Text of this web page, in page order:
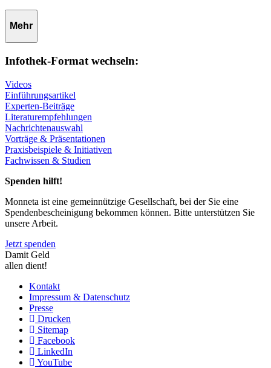
Mehr
Infothek-Format wechseln:
Videos
Einführungsartikel
Experten-Beiträge
Literaturempfehlungen
Nachrichtenauswahl
Vorträge & Präsentationen
Praxisbeispiele & Initiativen
Fachwissen & Studien
Spenden hilft!
Monneta ist eine gemeinnützige Gesellschaft, bei der Sie eine
Spendenbescheinigung bekommen können. Bitte unterstützen Sie
unsere Arbeit.
Jetzt spenden
Damit Geld
allen dient!
Kontakt
Impressum & Datenschutz
Presse
Drucken
Sitemap
Facebook
LinkedIn
YouTube